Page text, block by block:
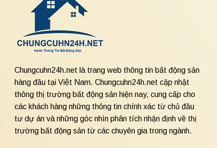
Chungcuhn24h.net là trang web thông tin bất động sản
hàng đầu tại Việt Nam. Chungcuhn24h.net cập nhật
thông thị trường bất động sản hiện nay, cung cấp cho
các khách hàng những thông tin chính xác từ chủ đầu
tư dự án và những góc nhìn phân tích nhận định về thị
trường bất động sản từ các chuyên gia trong ngành.